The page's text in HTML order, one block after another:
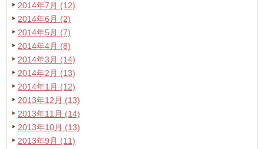
2014年7月 (12)
2014年6月 (2)
2014年5月 (7)
2014年4月 (8)
2014年3月 (14)
2014年2月 (13)
2014年1月 (12)
2013年12月 (13)
2013年11月 (14)
2013年10月 (13)
2013年9月 (11)